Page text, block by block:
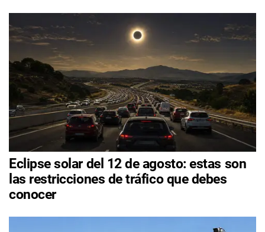
Eclipse solar del 12 de agosto: estas son
las restricciones de tráfico que debes
conocer